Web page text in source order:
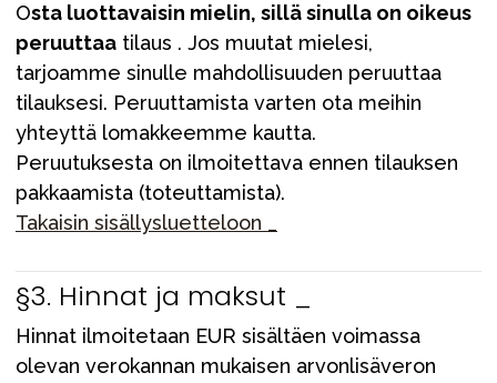
Osta luottavaisin mielin, sillä sinulla on oikeus
peruuttaa tilaus . Jos muutat mielesi,
tarjoamme sinulle mahdollisuuden peruuttaa
tilauksesi. Peruuttamista varten ota meihin
yhteyttä lomakkeemme kautta.
Peruutuksesta on ilmoitettava ennen tilauksen
pakkaamista (toteuttamista).
Takaisin sisällysluetteloon _
§3. Hinnat ja maksut _
Hinnat ilmoitetaan EUR sisältäen voimassa
olevan verokannan mukaisen arvonlisäveron